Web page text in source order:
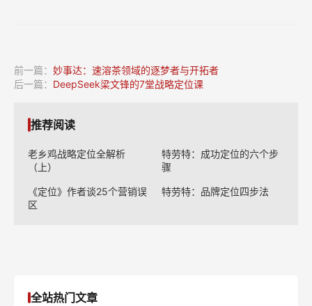
前一篇： 妙事达：速溶茶领域的逐梦者与开拓者
后一篇： DeepSeek梁文锋的7堂战略定位课
推荐阅读
老乡鸡战略定位全解析
（上）
特劳特：成功定位的六个步
骤
《定位》作者谈25个营销误
区
特劳特：品牌定位四步法
全站热门文章